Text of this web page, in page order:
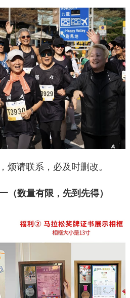
烦请联系，必及时删改。
（数量有限，先到先得）